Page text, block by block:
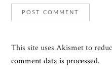
This site uses Akismet to
comment data is processed.